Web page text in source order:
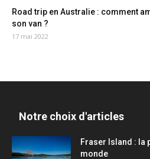
Road trip en Australie : comment
son van ?
17 mai 2022
Notre choix d'articles
Fraser Island : la
monde